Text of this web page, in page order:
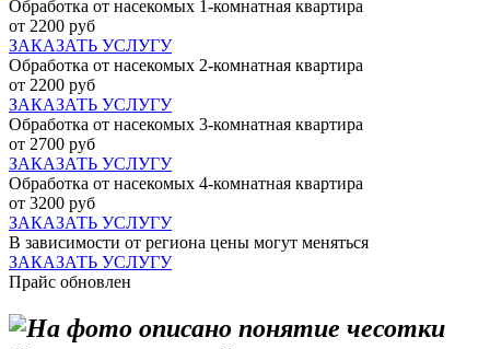
Обработка от насекомых 1-комнатная квартира
от 2200 руб
ЗАКАЗАТЬ УСЛУГУ
Обработка от насекомых 2-комнатная квартира
от 2200 руб
ЗАКАЗАТЬ УСЛУГУ
Обработка от насекомых 3-комнатная квартира
от 2700 руб
ЗАКАЗАТЬ УСЛУГУ
Обработка от насекомых 4-комнатная квартира
от 3200 руб
ЗАКАЗАТЬ УСЛУГУ
В зависимости от региона цены могут меняться
ЗАКАЗАТЬ УСЛУГУ
Прайс обновлен